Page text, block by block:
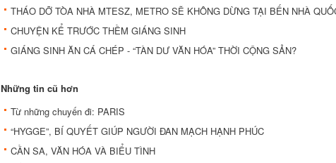
THÁO DỠ TÒA NHÀ MTESZ, METRO SẼ KHÔNG DỪNG TẠI BẾN NHÀ
CHUYỆN KỂ TRƯỚC THỀM GIÁNG SINH
GIÁNG SINH ĂN CÁ CHÉP - “TÀN DƯ VĂN HÓA” THỜI CỘNG SẢN?
Những tin cũ hơn
Từ những chuyến đi: PARIS
“HYGGE”, BÍ QUYẾT GIÚP NGƯỜI ĐAN MẠCH HẠNH PHÚC
CẦN SA, VĂN HÓA VÀ BIỂU TÌNH